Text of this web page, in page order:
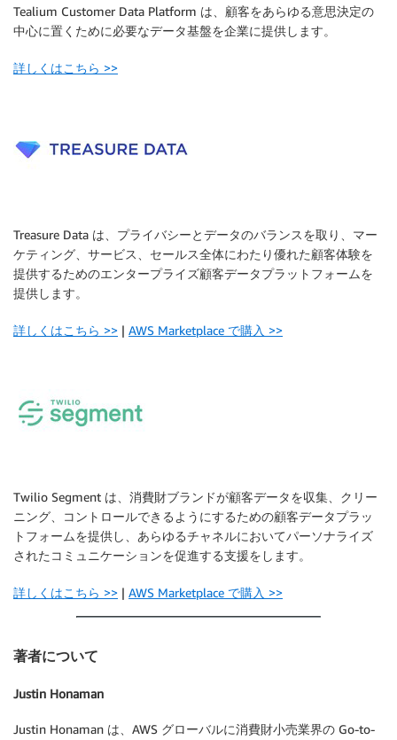
Tealium Customer Data Platform は、顧客をあらゆる意思決定の
中心に置くために必要なデータ基盤を企業に提供します。
詳しくはこちら >>
Treasure Data は、プライバシーとデータのバランスを取り、マー
ケティング、サービス、セールス全体にわたり優れた顧客体験を
提供するためのエンタープライズ顧客データプラットフォームを
提供します。
詳しくはこちら >> | AWS Marketplace で購入 >>
Twilio Segment は、消費財ブランドが顧客データを収集、クリー
ニング、コントロールできるようにするための顧客データプラッ
トフォームを提供し、あらゆるチャネルにおいてパーソナライズ
されたコミュニケーションを促進する支援をします。
詳しくはこちら >> | AWS Marketplace で購入 >>
著者について
Justin Honaman
Justin Honaman は、AWS グローバルに消費財小売業界の Go-to-